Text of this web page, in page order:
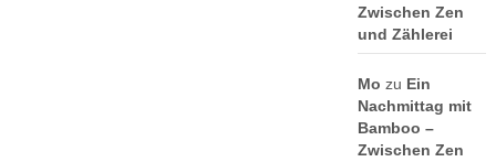
Zwischen Zen
und Zählerei
Mo zu Ein
Nachmittag mit
Bamboo –
Zwischen Zen